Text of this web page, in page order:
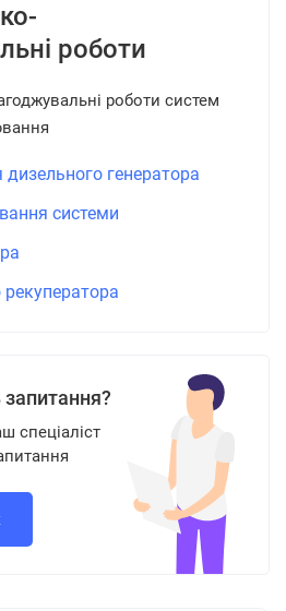
роботи
роботи систем
генератора
системи
спеціаліст